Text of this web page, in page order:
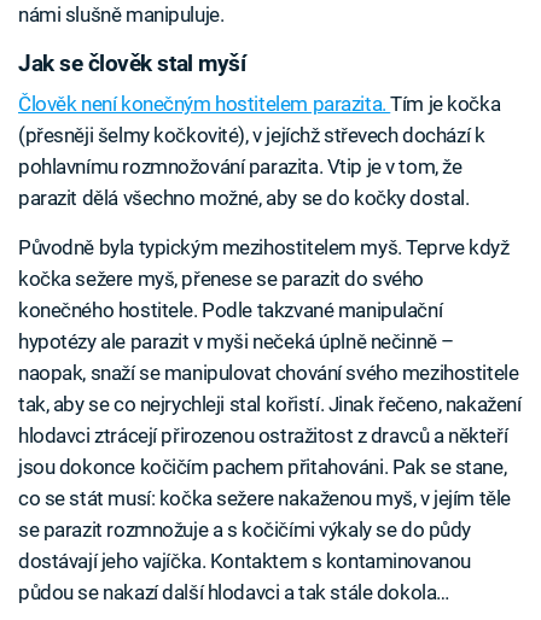
námi slušně manipuluje.
Jak se člověk stal myší
Člověk není konečným hostitelem parazita.Tím je kočka
(přesněji šelmy kočkovité), v jejíchž střevech dochází k
pohlavnímu rozmnožování parazita. Vtip je v tom, že
parazit dělá všechno možné, aby se do kočky dostal.
Původně byla typickým mezihostitelem myš. Teprve když
kočka sežere myš, přenese se parazit do svého
konečného hostitele. Podle takzvané manipulační
hypotézy ale parazit v myši nečeká úplně nečinně –
naopak, snaží se manipulovat chování svého mezihostitele
tak, aby se co nejrychleji stal kořistí. Jinak řečeno, nakažení
hlodavci ztrácejí přirozenou ostražitost z dravců a někteří
jsou dokonce kočičím pachem přitahováni. Pak se stane,
co se stát musí: kočka sežere nakaženou myš, v jejím těle
se parazit rozmnožuje a s kočičími výkaly se do půdy
dostávají jeho vajíčka. Kontaktem s kontaminovanou
půdou se nakazí další hlodavci a tak stále dokola…